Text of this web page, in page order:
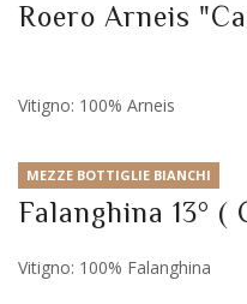
Roero Arneis
Vitigno: 100% Arneis
MEZZE BOTTIGLIE BIANCHI
Falanghina 13°
Vitigno: 100% Falanghina